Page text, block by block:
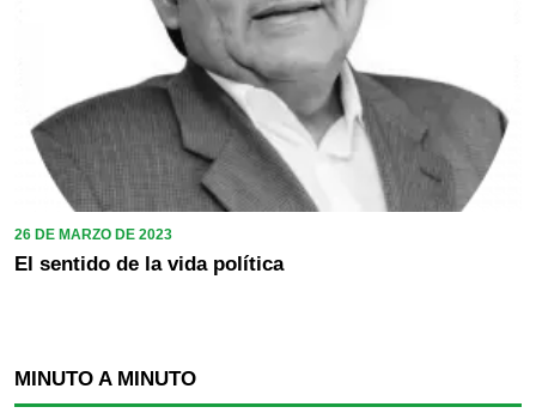
26 DE MARZO DE 2023
El sentido de la vida política
MINUTO A MINUTO